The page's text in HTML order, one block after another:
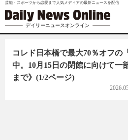
芸能・スポーツから恋愛まで人気メディアの最新ニュースを配信
デイリーニュースオンライン
コレド日本橋で最大70％オフの
中。10月15日の閉館に向けて一
まで》 (1/2ページ)